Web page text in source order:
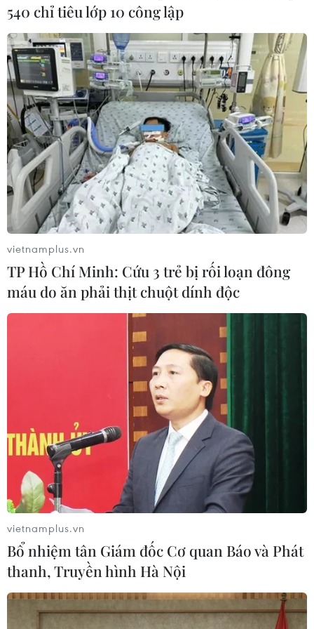
này vừa rời nhà riêng tại quận Haram, tỉnh Giza
nằm sát thủ đô Cairo. Ông Said đã qua đời tại
bệnh viện sau khi bị bắn vào đầu và ngực, trong
khi các sát thủ đã tẩu thoát sau vụ tấn công./.
(Vietnam+)
#Tổng thống bị lật đổ
#Mohamed Morsi
#Sát hại
#Luật sư
#Lực lượng an ninh Ai Cập
Theo dõi VietnamPlus
TIN LIÊN QUAN
540 chỉ tiêu lớp 10 công lập
vietnamplus.vn
TP Hồ Chí Minh: Cứu 3 trẻ bị rối loạn đông
máu do ăn phải thịt chuột dính độc
vietnamplus.vn
Bổ nhiệm tân Giám đốc Cơ quan Báo và Phát
thanh, Truyền hình Hà Nội